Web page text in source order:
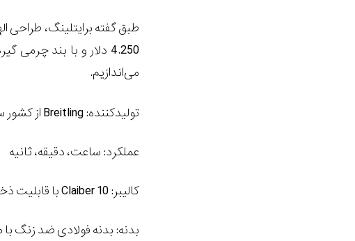
طبق گفته برایتلینگ، طراحی
می‌اندازیم.
تولیدکننده:Breitlingاز
عملکرد: ساعت، دقیقه، ثانیه
کالیبر:Claiber 10با قابلیت
بدنه: بدنه فولادی ضد زنگ با